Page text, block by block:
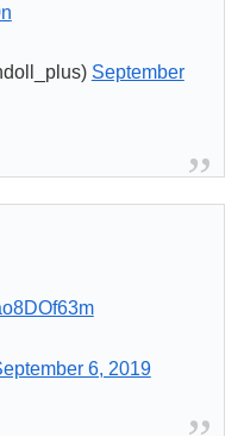
September
6, 2019